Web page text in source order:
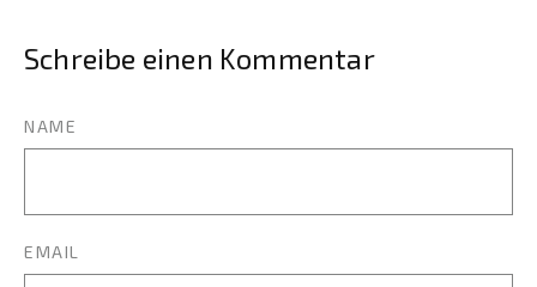
Schreibe einen Kommentar
NAME
EMAIL